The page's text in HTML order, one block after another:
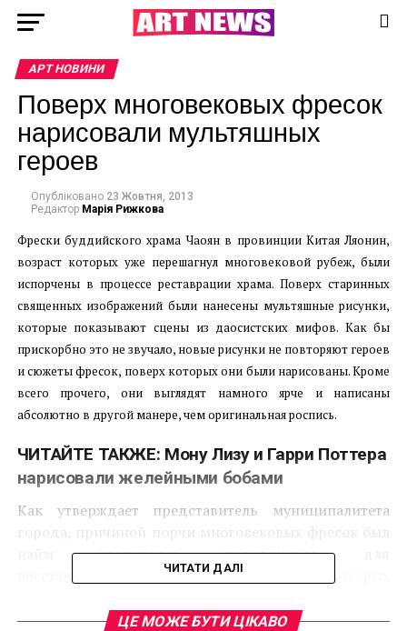
АРТ НОВИНИ
Поверх многовековых фресок
нарисовали мультяшных
героев
Опубліковано 23 Жовтня, 2013
Редактор Марія Рижкова
Фрески буддийского храма Чаоян в провинции Китая Ляонин,
возраст которых уже перешагнул многовековой рубеж, были
испорчены в процессе реставрации храма. Поверх старинных
священных изображений были нанесены мультяшные рисунки,
которые показывают сцены из даосистских мифов. Как бы
прискорбно это не звучало, новые рисунки не повторяют героев
и сюжеты фресок, поверх которых они были нарисованы. Кроме
всего прочего, они выглядят намного ярче и написаны
абсолютно в другой манере, чем оригинальная роспись.
ЧИТАЙТЕ ТАКЖЕ: Мону Лизу и Гарри Поттера
нарисовали желейными бобами
Как утверждает представитель муниципалитета
города, причиной порчи многовековых фресок был
найм неопытных подрядчиков для
восстановительных работ, за деятельность которых
Двое ответственных за инцидент чиновника были
ЧИТАТИ ДАЛІ
ЦЕ МОЖЕ БУТИ ЦІКАВО